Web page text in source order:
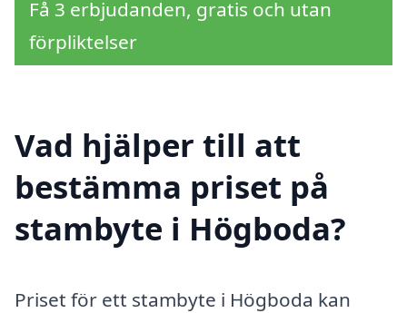
Få 3 erbjudanden, gratis och utan
förpliktelser
Vad hjälper till att
bestämma priset på
stambyte i Högboda?
Priset för ett stambyte i Högboda kan